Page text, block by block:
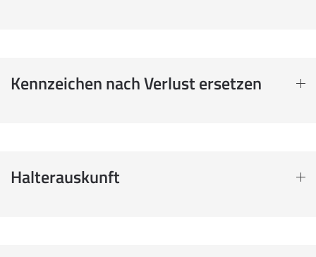
Kennzeichen nach Verlust ersetzen
Halterauskunft